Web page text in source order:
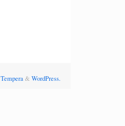
Tempera& WordPress.